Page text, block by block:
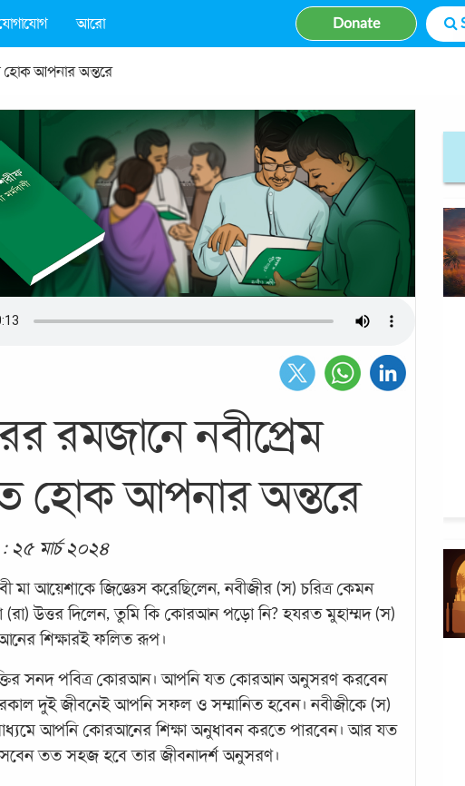
আরো Donate
হোক আপনার অন্তরে
রমজানে নবীপ্রেম
হোক আপনার অন্তরে
২৫ মার্চ ২০২৪
মা আয়েশাকে জিজ্ঞেস করেছিলেন, নবীজীর (স) চরিত্র কেমন
(রা) উত্তর দিলেন, তুমি কি কোরআন পড়ো নি? হযরত মুহাম্মদ (স)
শিক্ষারই ফলিত রূপ।
সনদ পবিত্র কোরআন। আপনি যত কোরআন অনুসরণ করবেন
দুই জীবনেই আপনি সফল ও সম্মানিত হবেন। নবীজীকে (স)
আপনি কোরআনের শিক্ষা অনুধাবন করতে পারবেন। আর যত
তত সহজ হবে তার জীবনাদর্শ অনুসরণ।